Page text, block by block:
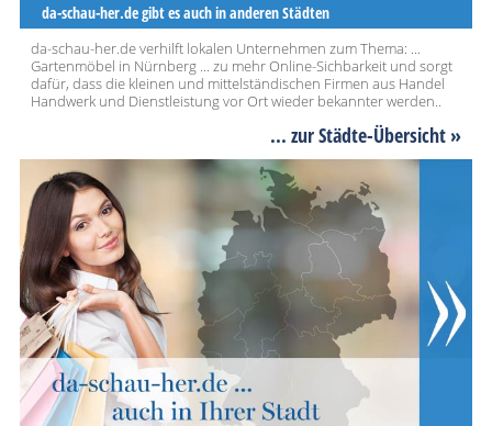
da-schau-her.de gibt es auch in anderen Städten
da-schau-her.de verhilft lokalen Unternehmen zum Thema: ...
Gartenmöbel in Nürnberg ... zu mehr Online-Sichbarkeit und sorgt
dafür, dass die kleinen und mittelständischen Firmen aus Handel
Handwerk und Dienstleistung vor Ort wieder bekannter werden..
... zur Städte-Übersicht »